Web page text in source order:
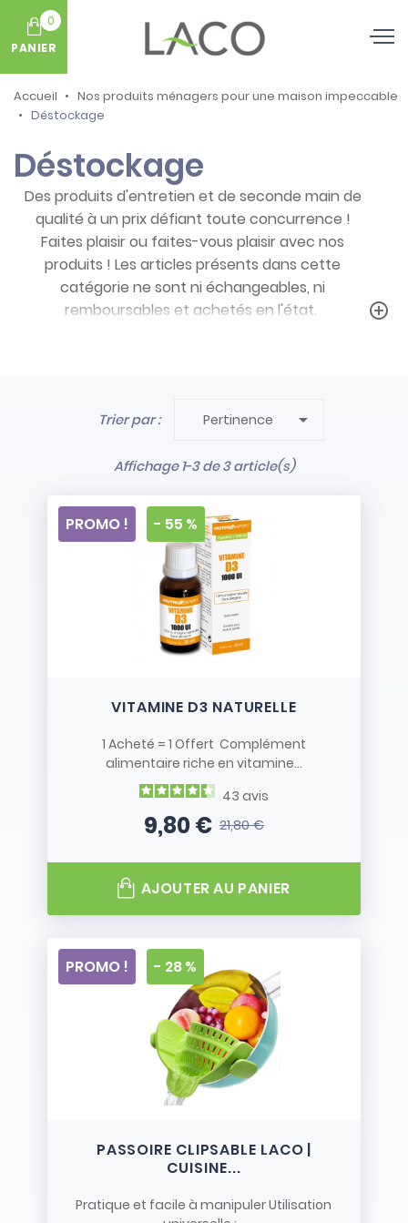
0
PANIER
Accueil
Nos produits ménagers pour une maison impeccable
Déstockage
Déstockage
Des produits d'entretien et de seconde main de
qualité à un prix défiant toute concurrence !
Faites plaisir ou faites-vous plaisir avec nos
produits ! Les articles présents dans cette
catégorie ne sont ni échangeables, ni
remboursables et achetés en l'état.
- Stock limité et non renouvelé
add_circle_outline
Trier par : Pertinence 
Affichage 1-3 de 3 article(s)
VITAMINE D3 NATURELLE
1 Acheté = 1 Offert Complément
alimentaire riche en vitamine...
43 avis
Prix
9,80 €Prix de base
21,80 €
PROMO ! - 55 %
AJOUTER AU PANIER
PASSOIRE CLIPSABLE LACO |
CUISINE...
Pratique et facile à manipuler Utilisation
PROMO ! - 28 %